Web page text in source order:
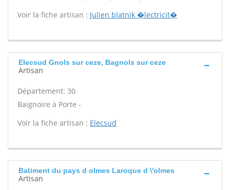
Voir la fiche artisan : Julien blatnik �lectricit�
Elecsud Gnols sur ceze, Bagnols sur ceze
Artisan
Département: 30
Baignoire à Porte -
Voir la fiche artisan : Elecsud
Batiment du pays d olmes Laroque d \'olmes
Artisan